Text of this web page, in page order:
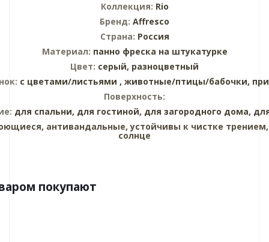
Коллекция: Rio
Бренд: Affresco
Страна: Россия
Материал: панно фреска на штукатурке
Цвет: серый, разноцветный
с цветами/листьями , животные/птицы/бабочки,
Поверхность:
для спальни, для гостиной, для загородного дома,
антивандальные, устойчивы к чистке
солнце
покупают